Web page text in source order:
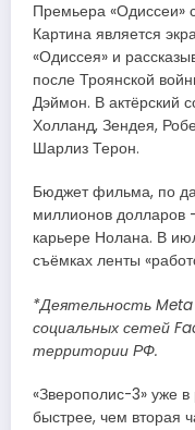
Премьера «Одиссеи»
Картина является
«Одиссея» и
после Троянской
Дэймон. В актёрский
Холланд, Зендея,
Шарлиз Терон.
Бюджет фильма, по
миллионов долларов
карьере Нолана. В
съёмках ленты
*Деятельность
социальных сетей
территории РФ.
«Зверополис-3» уже
быстрее, чем вторая